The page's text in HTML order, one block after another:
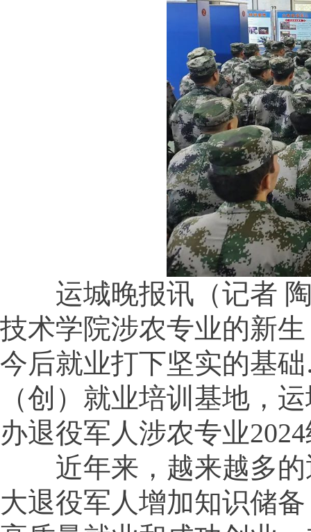
运城晚报讯（记者 陶
技术学院涉农专业的新
今后就业打下坚实的基
（创）就业培训基地，
办退役军人涉农专业
近年来，越来越多的
大退役军人增加知识储